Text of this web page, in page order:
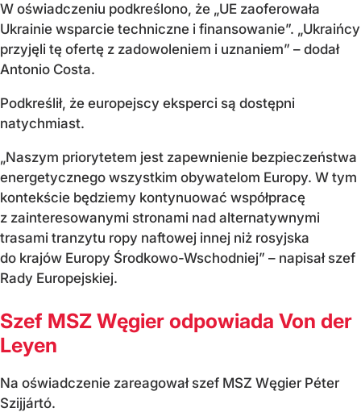
W oświadczeniu podkreślono, że „UE zaoferowała
Ukrainie wsparcie techniczne i finansowanie”. „Ukraińcy
przyjęli tę ofertę z zadowoleniem i uznaniem” – dodał
Antonio Costa.
Podkreślił, że europejscy eksperci są dostępni
natychmiast.
„Naszym priorytetem jest zapewnienie bezpieczeństwa
energetycznego wszystkim obywatelom Europy. W tym
kontekście będziemy kontynuować współpracę
z zainteresowanymi stronami nad alternatywnymi
trasami tranzytu ropy naftowej innej niż rosyjska
do krajów Europy Środkowo-Wschodniej” – napisał szef
Rady Europejskiej.
Szef MSZ Węgier odpowiada Von der
Leyen
Na oświadczenie zareagował szef MSZ Węgier Péter
Szijjártó.